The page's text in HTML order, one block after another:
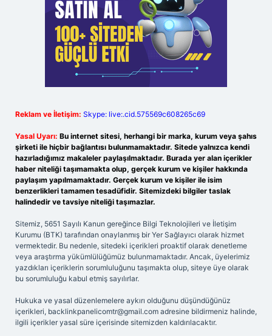
Reklam ve İletişim: Skype: live:.cid.575569c608265c69
Yasal Uyarı: Bu internet sitesi, herhangi bir marka, kurum veya şahıs
şirketi ile hiçbir bağlantısı bulunmamaktadır. Sitede yalnızca kendi
hazırladığımız makaleler paylaşılmaktadır. Burada yer alan içerikler
haber niteliği taşımamakta olup, gerçek kurum ve kişiler hakkında
paylaşım yapılmamaktadır. Gerçek kurum ve kişiler ile isim
benzerlikleri tamamen tesadüfidir. Sitemizdeki bilgiler taslak
halindedir ve tavsiye niteliği taşımazlar.
Sitemiz, 5651 Sayılı Kanun gereğince Bilgi Teknolojileri ve İletişim
Kurumu (BTK) tarafından onaylanmış bir Yer Sağlayıcı olarak hizmet
vermektedir. Bu nedenle, sitedeki içerikleri proaktif olarak denetleme
veya araştırma yükümlülüğümüz bulunmamaktadır. Ancak, üyelerimiz
yazdıkları içeriklerin sorumluluğunu taşımakta olup, siteye üye olarak
bu sorumluluğu kabul etmiş sayılırlar.
Hukuka ve yasal düzenlemelere aykırı olduğunu düşündüğünüz
içerikleri, backlinkpanelicomtr@gmail.com adresine bildirmeniz halinde,
ilgili içerikler yasal süre içerisinde sitemizden kaldırılacaktır.